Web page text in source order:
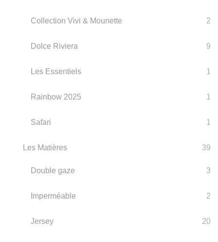
Collection Vivi & Mounette 2
Dolce Riviera 9
Les Essentiels 1
Rainbow 2025 1
Safari 1
Les Matières 39
Double gaze 3
Imperméable 2
Jersey 20